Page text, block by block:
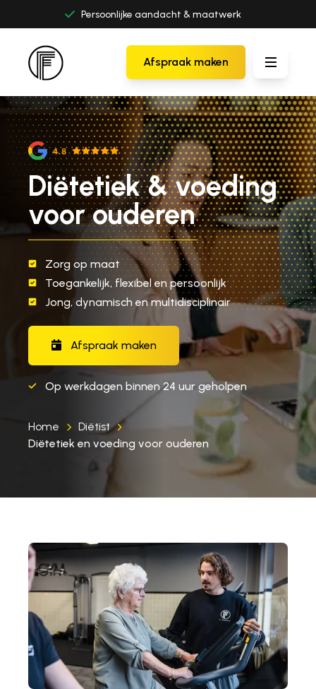
Persoonlijke aandacht & maatwerk
Afspraak maken
Diëtetiek & voeding
voor ouderen
Zorg op maat
Toegankelijk, flexibel en persoonlijk
Jong, dynamisch en multidisciplinair
Afspraak maken
Op werkdagen binnen 24 uur geholpen
Home
Diëtist
Diëtetiek en voeding voor ouderen